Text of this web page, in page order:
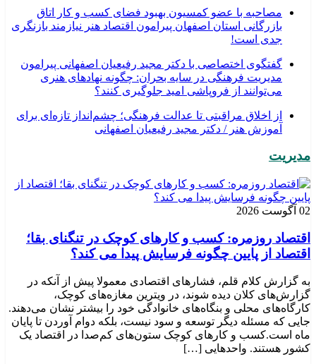
مصاحبه با عضو کمسیون بهبود فضای کسب و کار اتاق
بازرگانی استان اصفهان پیرامون اقتصاد هنر نیازمند بازنگری
جدی است!
گفتگوی اختصاصی با دکتر مجید رفیعیان اصفهانی پیرامون
مدیریت فرهنگی در سایه بحران: چگونه نهادهای هنری
می‌توانند از فروپاشی امید جلوگیری کنند؟
از اخلاق مراقبتی تا عدالت فرهنگی؛ چشم‌انداز تازه‌ای برای
آموزش هنر / دکتر مجید رفیعیان اصفهانی
مدیریت
02 آگوست 2026
اقتصاد روزمره: کسب‌ و کارهای کوچک در تنگنای بقا؛
اقتصاد از پایین چگونه فرسایش پیدا می کند؟
به گزارش کلام قلم، فشارهای اقتصادی معمولا پیش از آنکه در
گزارش‌های کلان دیده شوند، در ویترین مغازه‌های کوچک،
کارگاه‌های محلی و بنگاه‌های خانوادگی خود را بیشتر نشان می‌دهند.
جایی که مسئله دیگر توسعه و سود نیست، بلکه دوام آوردن تا پایان
ماه است.کسب‌ و کارهای کوچک ستون‌های کم‌صدا در اقتصاد یک
کشور هستند. واحدهایی […]